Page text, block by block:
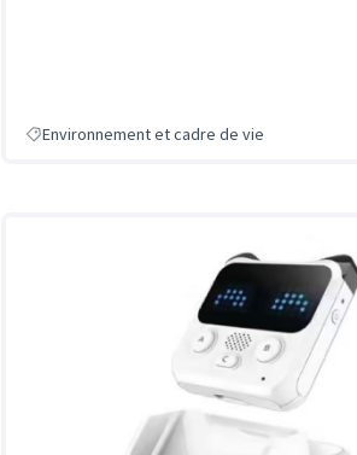
Environnement et cadre de vie